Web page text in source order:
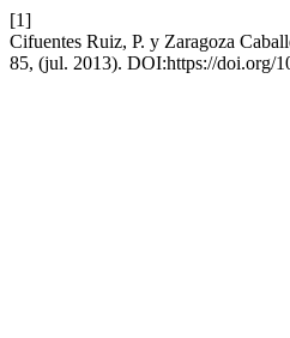
[1]
Cifuentes Ruiz, P. y Zaragoza
85, (jul. 2013). DOI:https://doi.org/